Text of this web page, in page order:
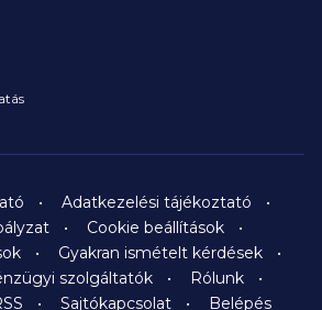
Adatkezelési tájékoztató
Cookie beállítások
Gyakran ismételt kérdések
szolgáltatók
Rólunk
Sajtókapcsolat Belépés